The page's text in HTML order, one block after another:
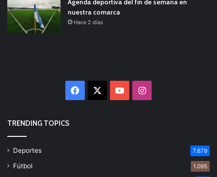
Agenda deportiva del fin de semana en
nuestra comarca
Hace 2 días
Facebook YouTubeInstagram
TRENDING TOPICS
Deportes 7.679
Fútbol 1.095